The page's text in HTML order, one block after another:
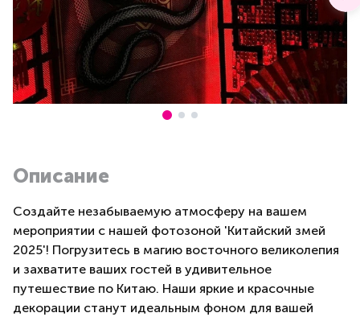
Описание
Создайте незабываемую атмосферу на вашем
мероприятии с нашей фотозоной 'Китайский змей
2025'! Погрузитесь в магию восточного великолепия
и захватите ваших гостей в удивительное
путешествие по Китаю. Наши яркие и красочные
декорации станут идеальным фоном для вашей